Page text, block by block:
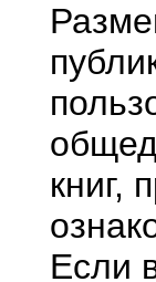
книг,
Если